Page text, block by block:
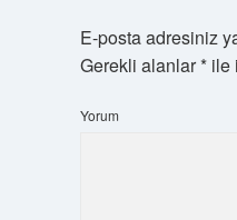
E-posta adresiniz
Gerekli alanlar*ile
Yorum